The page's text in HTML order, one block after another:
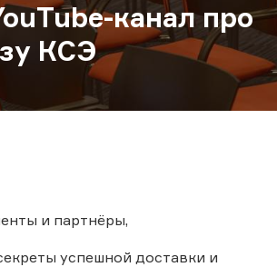
канал про
КСЭ
и партнёры,
успешной доставки и